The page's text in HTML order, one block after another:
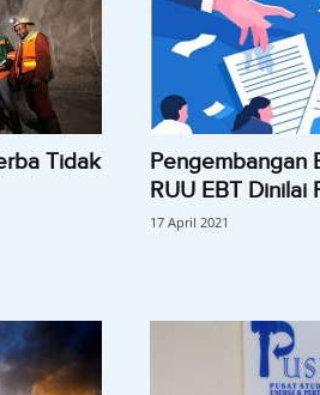
Tidak
Pengembangan
RUU EBT Dinilai
17 April 2021